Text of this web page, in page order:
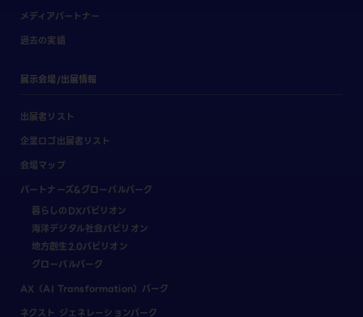
メディアパートナー
過去の実績
展示会場/出展情報
出展者リスト
企業ロゴ出展者リスト
会場マップ
パートナーズ&グローバルパーク
暮らしのDXパビリオン
海洋デジタル社会パビリオン
地方創生2.0パビリオン
グローバルパーク
AX（AI Transformation）パーク
ネクスト ジェネレーションパーク